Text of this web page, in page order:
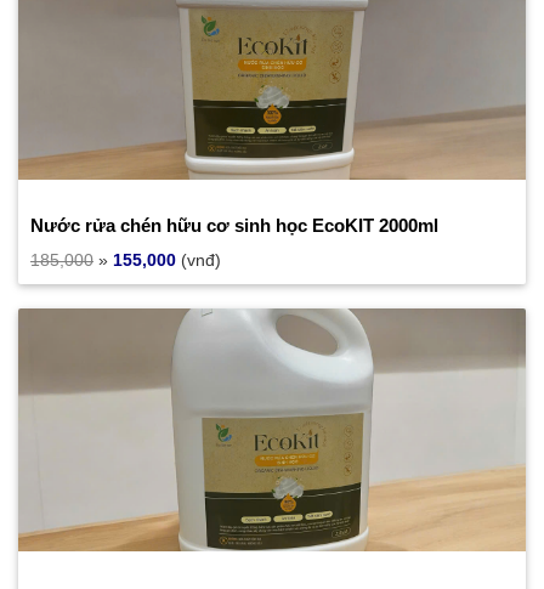
Nước rửa chén hữu cơ sinh học EcoKIT 2000ml
185,000 » 155,000 (vnđ)